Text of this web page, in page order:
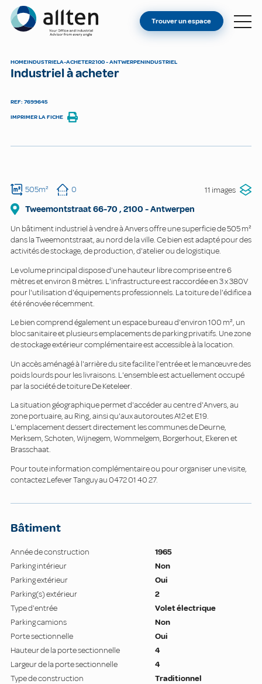
Allten
TROUVER UN ESPACE
CONTACT
Trouver un espace
HOMEINDUSTRIELA-ACHETER2100 - ANTWERPENINDUSTRIEL
Industriel à acheter
REF: 7699645
IMPRIMER LA FICHE
505m² 0 11 images
Tweemontstraat66-70 , 2100 -Antwerpen
Un bâtiment industriel à vendre à Anvers offre une superficie de 505 m²
dans la Tweemontstraat, au nord de la ville. Ce bien est adapté pour des
activités de stockage, de production, d'atelier ou de logistique.
Le volume principal dispose d'une hauteur libre comprise entre 6
mètres et environ 8 mètres. L'infrastructure est raccordée en 3 x 380V
pour l'utilisation d'équipements professionnels. La toiture de l'édifice a
été rénovée récemment.
Le bien comprend également un espace bureau d'environ 100 m², un
bloc sanitaire et plusieurs emplacements de parking privatifs. Une zone
de stockage extérieur complémentaire est accessible à la location.
Un accès aménagé à l'arrière du site facilite l'entrée et le manœuvre des
poids lourds pour les livraisons. L'ensemble est actuellement occupé
par la société de toiture De Keteleer.
La situation géographique permet d'accéder au centre d'Anvers, au
zone portuaire, au Ring, ainsi qu'aux autoroutes A12 et E19.
L'emplacement dessert directement les communes de Deurne,
Merksem, Schoten, Wijnegem, Wommelgem, Borgerhout, Ekeren et
Brasschaat.
Pour toute information complémentaire ou pour organiser une visite,
contactez Lefever Tanguy au 0472 01 40 27.
Bâtiment
Année de construction
1965
Parking intérieur
Non
Parking extérieur
Oui
Parking(s) extérieur
2
Type d'entrée
Volet électrique
Parking camions
Non
Porte sectionnelle
Oui
Hauteur de la porte sectionnelle
4
Largeur de la porte sectionnelle
4
Type de construction
Traditionnel